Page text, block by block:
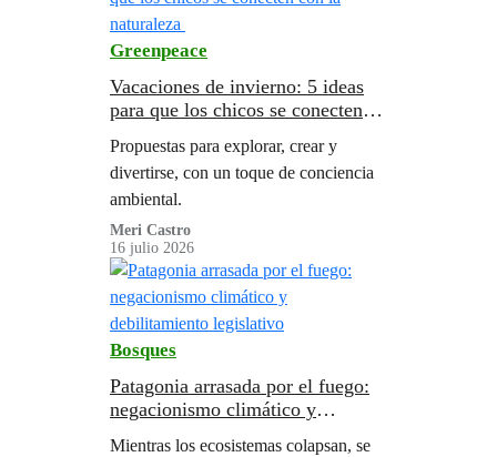
Greenpeace
Vacaciones de invierno: 5 ideas
para que los chicos se conecten
Propuestas para explorar, crear y
divertirse, con un toque de conciencia
ambiental.
Meri Castro
16 julio 2026
Bosques
Patagonia arrasada por el fuego:
negacionismo climático y
Mientras los ecosistemas colapsan, se